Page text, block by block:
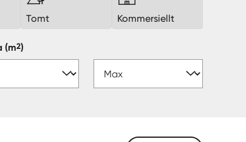
Tomt Kommersiellt
(m2)